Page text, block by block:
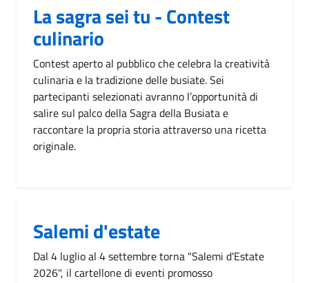
La sagra sei tu - Contest
culinario
Contest aperto al pubblico che celebra la creatività
culinaria e la tradizione delle busiate. Sei
partecipanti selezionati avranno l’opportunità di
salire sul palco della Sagra della Busiata e
raccontare la propria storia attraverso una ricetta
originale.
Salemi d'estate
Dal 4 luglio al 4 settembre torna "Salemi d'Estate
2026", il cartellone di eventi promosso